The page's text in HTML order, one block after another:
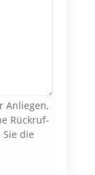
Anliegen,
Rückruf-
die